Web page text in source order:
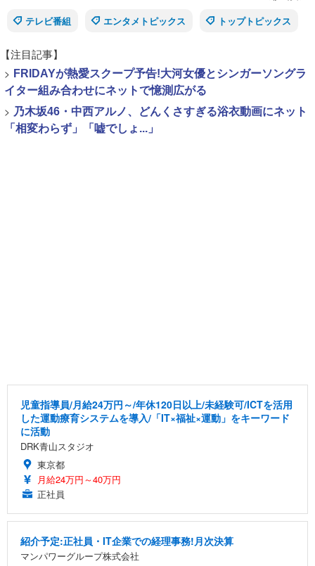
テレビ番組
エンタメトピックス トップトピックス
【注目記事】
> FRIDAYが熱愛スクープ予告!大河女優とシンガーソングラ
イター組み合わせにネットで憶測広がる
> 乃木坂46・中西アルノ、どんくさすぎる浴衣動画にネット
「相変わらず」「嘘でしょ...」
児童指導員/月給24万円～/年休120日以上/未経験可/ICTを活用
した運動療育システムを導入/「IT×福祉×運動」をキーワード
に活動
DRK青山スタジオ
東京都
月給24万円～40万円
正社員
紹介予定:正社員・IT企業での経理事務!月次決算
マンパワーグループ株式会社